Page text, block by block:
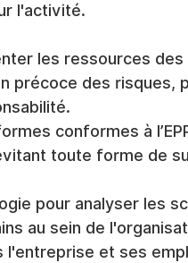
l'activité.
les ressources des
précoce des risques,
conformes à
toute forme de
pour analyser les
au sein de
l'entreprise et ses